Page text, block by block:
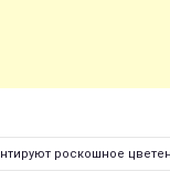
роскошное